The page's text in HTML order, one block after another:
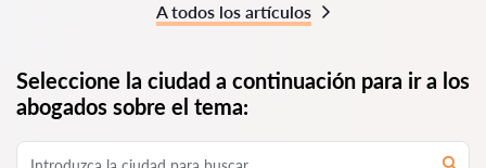
A todos los artículos
Seleccione la ciudad a continuación para ir a los
abogados sobre el tema: